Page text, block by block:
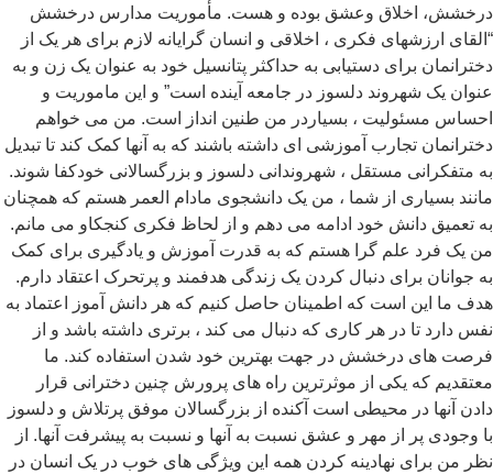
اخلاق وعشق بوده و هست. مأموریت مدارس درخشش
ارزشهای فکری ، اخلاقی و انسان گرایانه لازم برای هر یک از
برای دستیابی به حداکثر پتانسیل خود به عنوان یک زن و به
یک شهروند دلسوز در جامعه آینده است” و این ماموریت و
مسئولیت ، بسیاردر من طنین انداز است. من می خواهم
تجارب آموزشی ای داشته باشند که به آنها کمک کند تا تبدیل
متفکرانی مستقل ، شهروندانی دلسوز و بزرگسالانی خودکفا شوند.
بسیاری از شما ، من یک دانشجوی مادام العمر هستم که همچنان
تعمیق دانش خود ادامه می دهم و از لحاظ فکری کنجکاو می مانم.
یک فرد علم گرا هستم که به قدرت آموزش و یادگیری برای کمک
جوانان برای دنبال کردن یک زندگی هدفمند و پرتحرک اعتقاد دارم.
ما این است که اطمینان حاصل کنیم که هر دانش آموز اعتماد به
دارد تا در هر کاری که دنبال می کند ، برتری داشته باشد و از
های درخشش در جهت بهترین خود شدن استفاده کند. ما
که یکی از موثرترین راه های پرورش چنین دخترانی قرار
آنها در محیطی است آکنده از بزرگسالان موفق پرتلاش و دلسوز
وجودی پر از مهر و عشق نسبت به آنها و نسبت به پیشرفت آنها. از
من برای نهادینه کردن همه این ویژگی های خوب در یک انسان در